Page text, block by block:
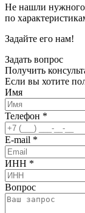
Не нашли нужного
по
Задайте его нам!
Задать вопрос
Получить
Если вы хотите
Имя
Телефон *
E-mail *
ИНН *
Вопрос